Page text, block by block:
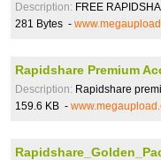
Description: FREE
281 Bytes -
Rapidshare Premium
Description: Rapidshare
159.6 KB -